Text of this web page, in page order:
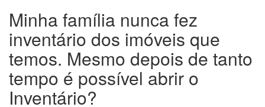
Minha família nunca fez
inventário dos imóveis que
temos. Mesmo depois de tanto
tempo é possível abrir o
Inventário?